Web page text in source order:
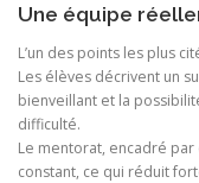
Une équipe
L’un des points les plus
Les élèves décrivent un
bienveillant et la
difficulté.
Le mentorat, encadré
constant, ce qui réduit